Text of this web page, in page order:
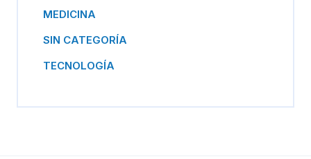
MEDICINA
SIN CATEGORÍA
TECNOLOGÍA